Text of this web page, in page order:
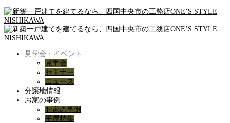
見学会・イベント
見学会
セミナー
ニュース
分譲地情報
お家の事例
お家の事例
平屋特集